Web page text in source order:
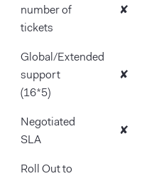
number of
tickets
✘
Global/Extended
support
(16*5)
✘
Negotiated
SLA
✘
Roll Out to